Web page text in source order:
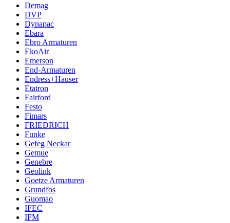
Demag
DVP
Dynapac
Ebara
Ebro Armaturen
EkoAir
Emerson
End-Armaturen
Endress+Hauser
Etatron
Fairford
Festo
Fimars
FRIEDRICH
Funke
Gefeg Neckar
Gemue
Genebre
Geolink
Goetze Armaturen
Grundfos
Guomao
IFEC
IFM